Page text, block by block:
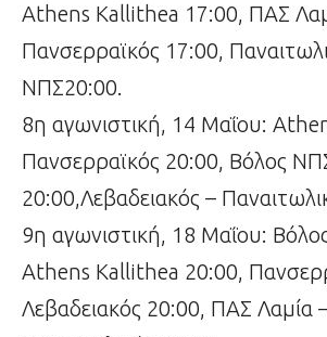
Athens Kallithea 17:00, ΠΑΣ
Πανσερραϊκός 17:00,
ΝΠΣ20:00.
8η αγωνιστική, 14 Μαΐου:
Πανσερραϊκός 20:00, Βόλος
20:00,Λεβαδειακός –
9η αγωνιστική, 18 Μαΐου:
Athens Kallithea 20:00,
Λεβαδειακός 20:00, ΠΑΣ Λαμία